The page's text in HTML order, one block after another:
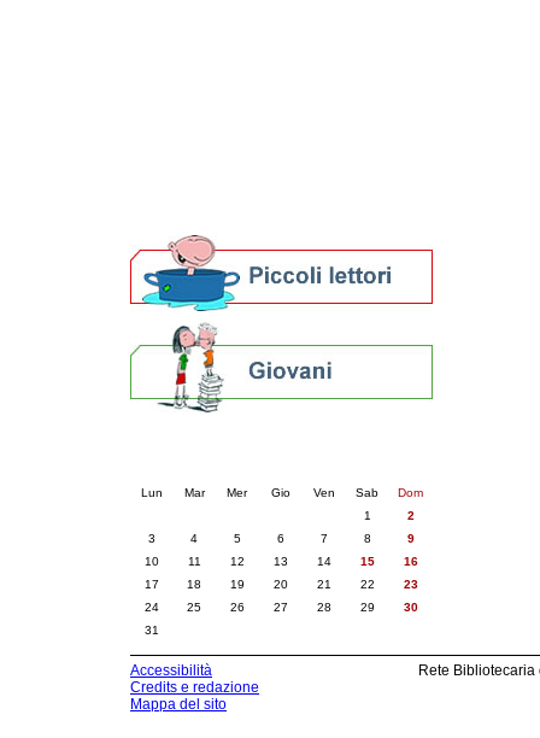
Lun Mar Mer Gio Ven Sab
Dom
1
2
3
4 5 6 7 8
9
10
11 12 13 14 15
16
17
18 19 20 21 22
23
24
25 26 27 28 29
30
31
Accessibilità
Credits e redazione
Mappa del sito
Rete